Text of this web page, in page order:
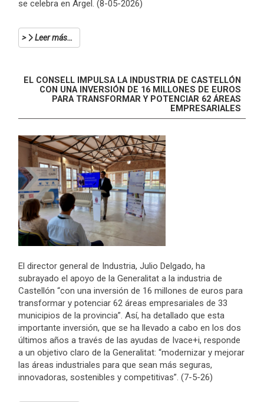
se celebra en Argel. (8-05-2026)
Leer más…
EL CONSELL IMPULSA LA INDUSTRIA DE CASTELLÓN
CON UNA INVERSIÓN DE 16 MILLONES DE EUROS
PARA TRANSFORMAR Y POTENCIAR 62 ÁREAS
EMPRESARIALES
El director general de Industria, Julio Delgado, ha
subrayado el apoyo de la Generalitat a la industria de
Castellón “con una inversión de 16 millones de euros para
transformar y potenciar 62 áreas empresariales de 33
municipios de la provincia”. Así, ha detallado que esta
importante inversión, que se ha llevado a cabo en los dos
últimos años a través de las ayudas de Ivace+i, responde
a un objetivo claro de la Generalitat: “modernizar y mejorar
las áreas industriales para que sean más seguras,
innovadoras, sostenibles y competitivas”. (7-5-26)